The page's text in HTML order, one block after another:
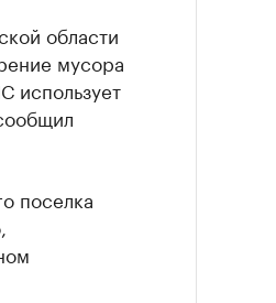
области
мусора
использует
поселка